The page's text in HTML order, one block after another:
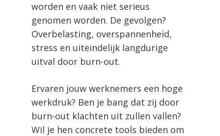
worden en vaak niet serieus
genomen worden. De gevolgen?
Overbelasting, overspannenheid,
stress en uiteindelijk langdurige
uitval door burn-out.
Ervaren jouw werknemers een hoge
werkdruk? Ben je bang dat zij door
burn-out klachten uit zullen vallen?
Wil je hen concrete tools bieden om